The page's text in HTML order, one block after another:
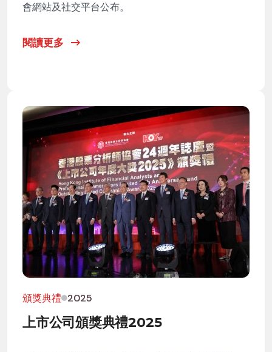
會網站及社交平台公布。
閱讀更多
頒獎典禮 2025
上市公司頒獎典禮2025